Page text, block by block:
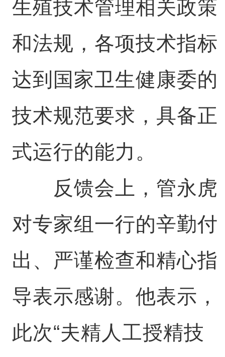
生殖技术管理相关政策
和法规，各项技术指标
达到国家卫生健康委的
技术规范要求，具备正
式运行的能力。
反馈会上，管永虎
对专家组一行的辛勤付
出、严谨检查和精心指
导表示感谢。他表示，
此次“夫精人工授精技